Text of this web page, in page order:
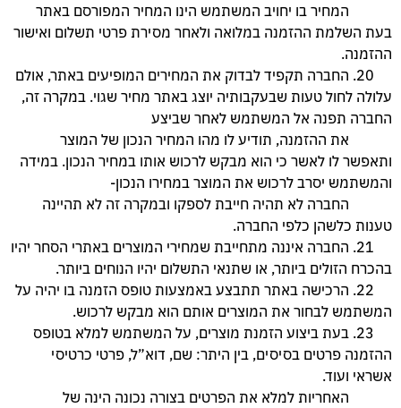
המחיר בו יחויב המשתמש הינו המחיר המפורסם באתר
בעת השלמת ההזמנה במלואה ולאחר מסירת פרטי תשלום ואישור
ההזמנה.
20. החברה תקפיד לבדוק את המחירים המופיעים באתר, אולם
עלולה לחול טעות שבעקבותיה יוצג באתר מחיר שגוי. במקרה זה,
החברה תפנה אל המשתמש לאחר שביצע
את ההזמנה, תודיע לו מהו המחיר הנכון של המוצר
ותאפשר לו לאשר כי הוא מבקש לרכוש אותו במחיר הנכון. במידה
והמשתמש יסרב לרכוש את המוצר במחירו הנכון-
החברה לא תהיה חייבת לספקו ובמקרה זה לא תהיינה
טענות כלשהן כלפי החברה.
21. החברה איננה מתחייבת שמחירי המוצרים באתרי הסחר יהיו
בהכרח הזולים ביותר, או שתנאי התשלום יהיו הנוחים ביותר.
22. הרכישה באתר תתבצע באמצעות טופס הזמנה בו יהיה על
המשתמש לבחור את המוצרים אותם הוא מבקש לרכוש.
23. בעת ביצוע הזמנת מוצרים, על המשתמש למלא בטופס
ההזמנה פרטים בסיסים, בין היתר: שם, דוא”ל, פרטי כרטיסי
אשראי ועוד.
האחריות למלא את הפרטים בצורה נכונה הינה של